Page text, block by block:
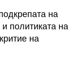
на
политиката на
на